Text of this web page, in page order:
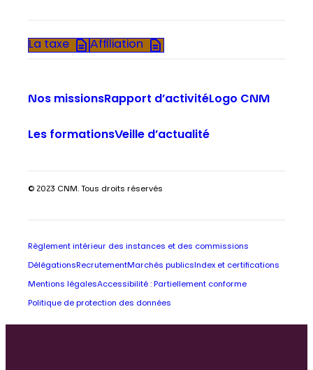
La taxe Affiliation
Nos missionsRapport d’activitéLogo CNM
Les formationsVeille d’actualité
© 2023 CNM. Tous droits réservés
Règlement intérieur des instances et des commissions
Délégations RecrutementMarchés publics Index et certifications
Mentions légalesAccessibilité : Partiellement conforme
Politique de protection des données